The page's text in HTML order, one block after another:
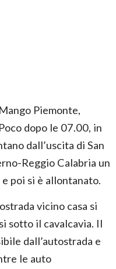
Piemonte,
dopo le 07.00, in
dall’uscita di San
Reggio Calabria un
poi si è allontanato.
vicino casa si
sotto il cavalcavia. Il
dall’autostrada e
le auto